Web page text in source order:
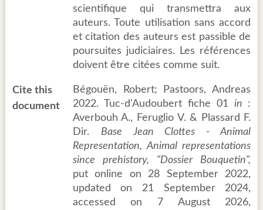
scientifique qui transmettra aux
auteurs. Toute utilisation sans accord
et citation des auteurs est passible de
poursuites judiciaires. Les références
doivent être citées comme suit.
Cite this
document
Bégouën, Robert; Pastoors, Andreas
2022. Tuc-d'Audoubert fiche 01in :
Averbouh A., Feruglio V. & Plassard F.
Dir. Base Jean Clottes - Animal
Representation, Animal representations
since prehistory, "Dossier Bouquetin",
put online on 28 September 2022,
updated on 21 September 2024,
accessed on 7 August 2026,